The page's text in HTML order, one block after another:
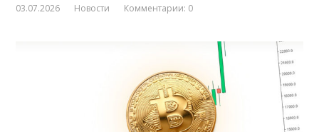
03.07.2026 Новости Комментарии: 0